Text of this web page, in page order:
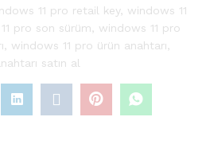
11 pro retail key, windows 11
pro son sürüm
windows 11 pro
windows 11 pro ürün anahtarı
satın al